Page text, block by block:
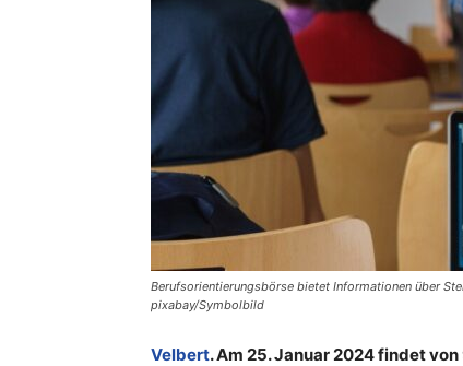
Berufsorientierungsbörse bietet Informationen über
pixabay/Symbolbild
Velbert. Am 25. Januar 2024 findet